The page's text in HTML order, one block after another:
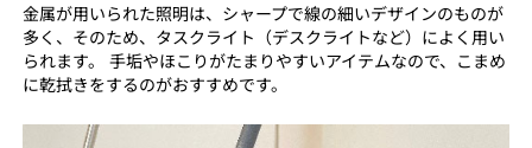
金属が用いられた照明は、シャープで線の細いデザインのものが
多く、そのため、タスクライト（デスクライトなど）によく用い
られます。 手垢やほこりがたまりやすいアイテムなので、こまめ
に乾拭きをするのがおすすめです。